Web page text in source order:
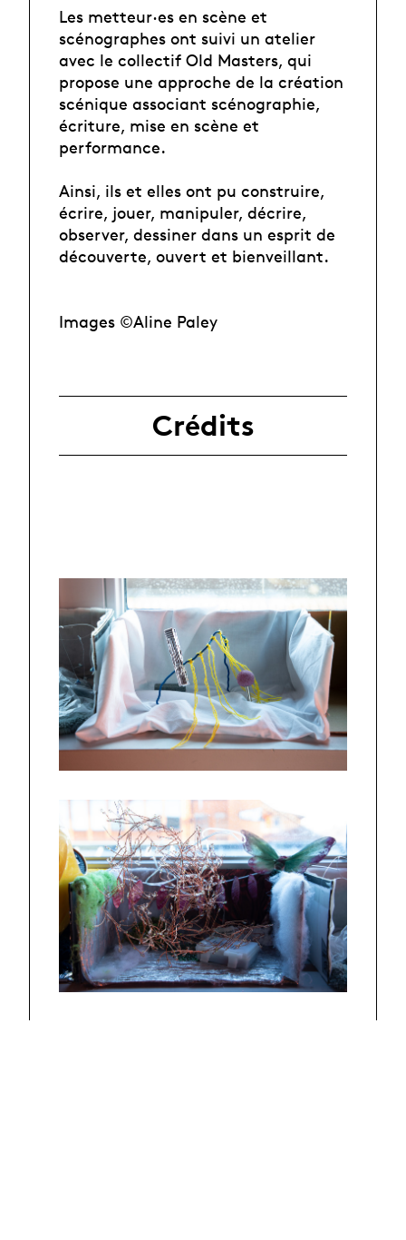
Les metteur·es en scène et
scénographes ont suivi un atelier
avec le collectif Old Masters, qui
propose une approche de la création
scénique associant scénographie,
écriture, mise en scène et
performance.
Ainsi, ils et elles ont pu construire,
écrire, jouer, manipuler, décrire,
observer, dessiner dans un esprit de
découverte, ouvert et bienveillant.
Images ©Aline Paley
Crédits